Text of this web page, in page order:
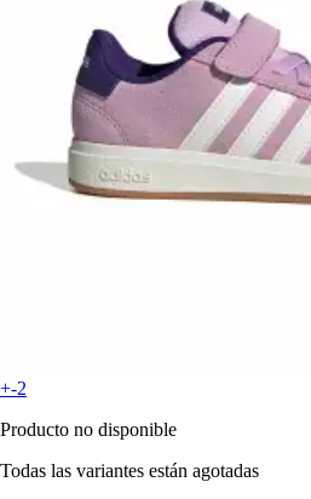
+-2
Producto no disponible
Todas las variantes están agotadas